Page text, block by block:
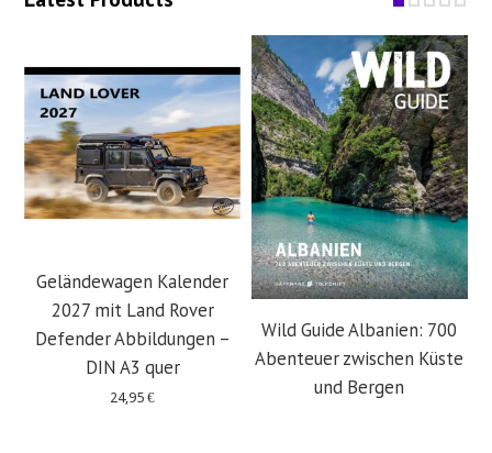
Geländewagen Kalender
2027 mit Land Rover
Defender Abbildungen –
DIN A3 quer
24,95€
Wild Guide Albanien: 700
Abenteuer zwischen Küste
und Bergen